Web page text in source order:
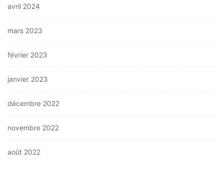
avril 2024
mars 2023
février 2023
janvier 2023
décembre 2022
novembre 2022
août 2022